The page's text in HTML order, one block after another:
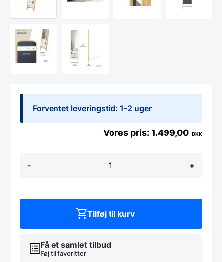
Forventet leveringstid: 1-2 uger
-
Bellwood
natur
+
1.499,00 DKK
Få et samlet tilbud
Føj til favoritter
Tilføj til kurv